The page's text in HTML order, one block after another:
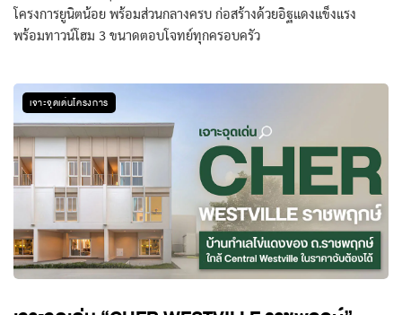
โครงการยูนิตน้อย พร้อมส่วนกลางครบ ก่อสร้างด้วยอิฐแดงแข็งแรง
พร้อมทาวน์โฮม 3 ขนาดตอบโจทย์ทุกครอบครัว
เจาะจุดเด่นโครงการ